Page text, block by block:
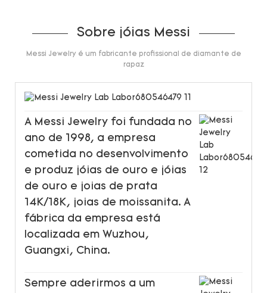
Sobre jóias Messi
Messi Jewelry é um fabricante profissional de diamante de
rapaz
A Messi Jewelry foi fundada no
ano de 1998, a empresa
cometida no desenvolvimento
e produz jóias de ouro e jóias
de ouro e joias de prata
14K/18K, joias de moissanita. A
fábrica da empresa está
localizada em Wuzhou,
Guangxi, China.
Sempre aderirmos a um